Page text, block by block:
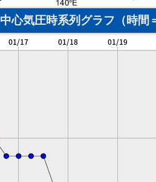
中心気圧時系列グラフ（時間